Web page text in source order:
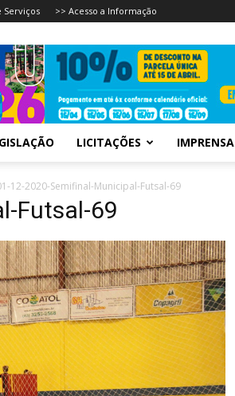
Serviços >> Acesso a Informação
LICITAÇÕES IMPRENSA
12-2020-Semifinal-Municipal-Futsal-69
Futsal-69